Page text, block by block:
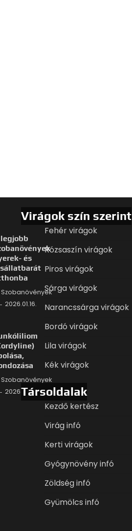
és
Szobanövények
2026.01.16.
Szobanövények
2026.01.09.
Virágok szín szerint
Fehér virágok
Rózsaszín virágok
Piros virágok
Sárga virágok
Narancssárga virágok
Bordó virágok
Lila virágok
Kék virágok
Társoldalak
Kezdő kertész
Virág infó
Kerti virágok
Gyógynövény infó
Zöldség infó
Gyümölcs infó